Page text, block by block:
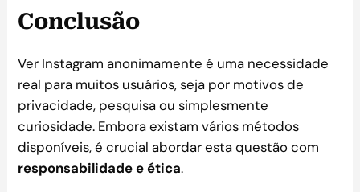
Conclusão
Ver Instagram anonimamente é uma necessidade
real para muitos usuários, seja por motivos de
privacidade, pesquisa ou simplesmente
curiosidade. Embora existam vários métodos
disponíveis, é crucial abordar esta questão com
responsabilidade e ética.